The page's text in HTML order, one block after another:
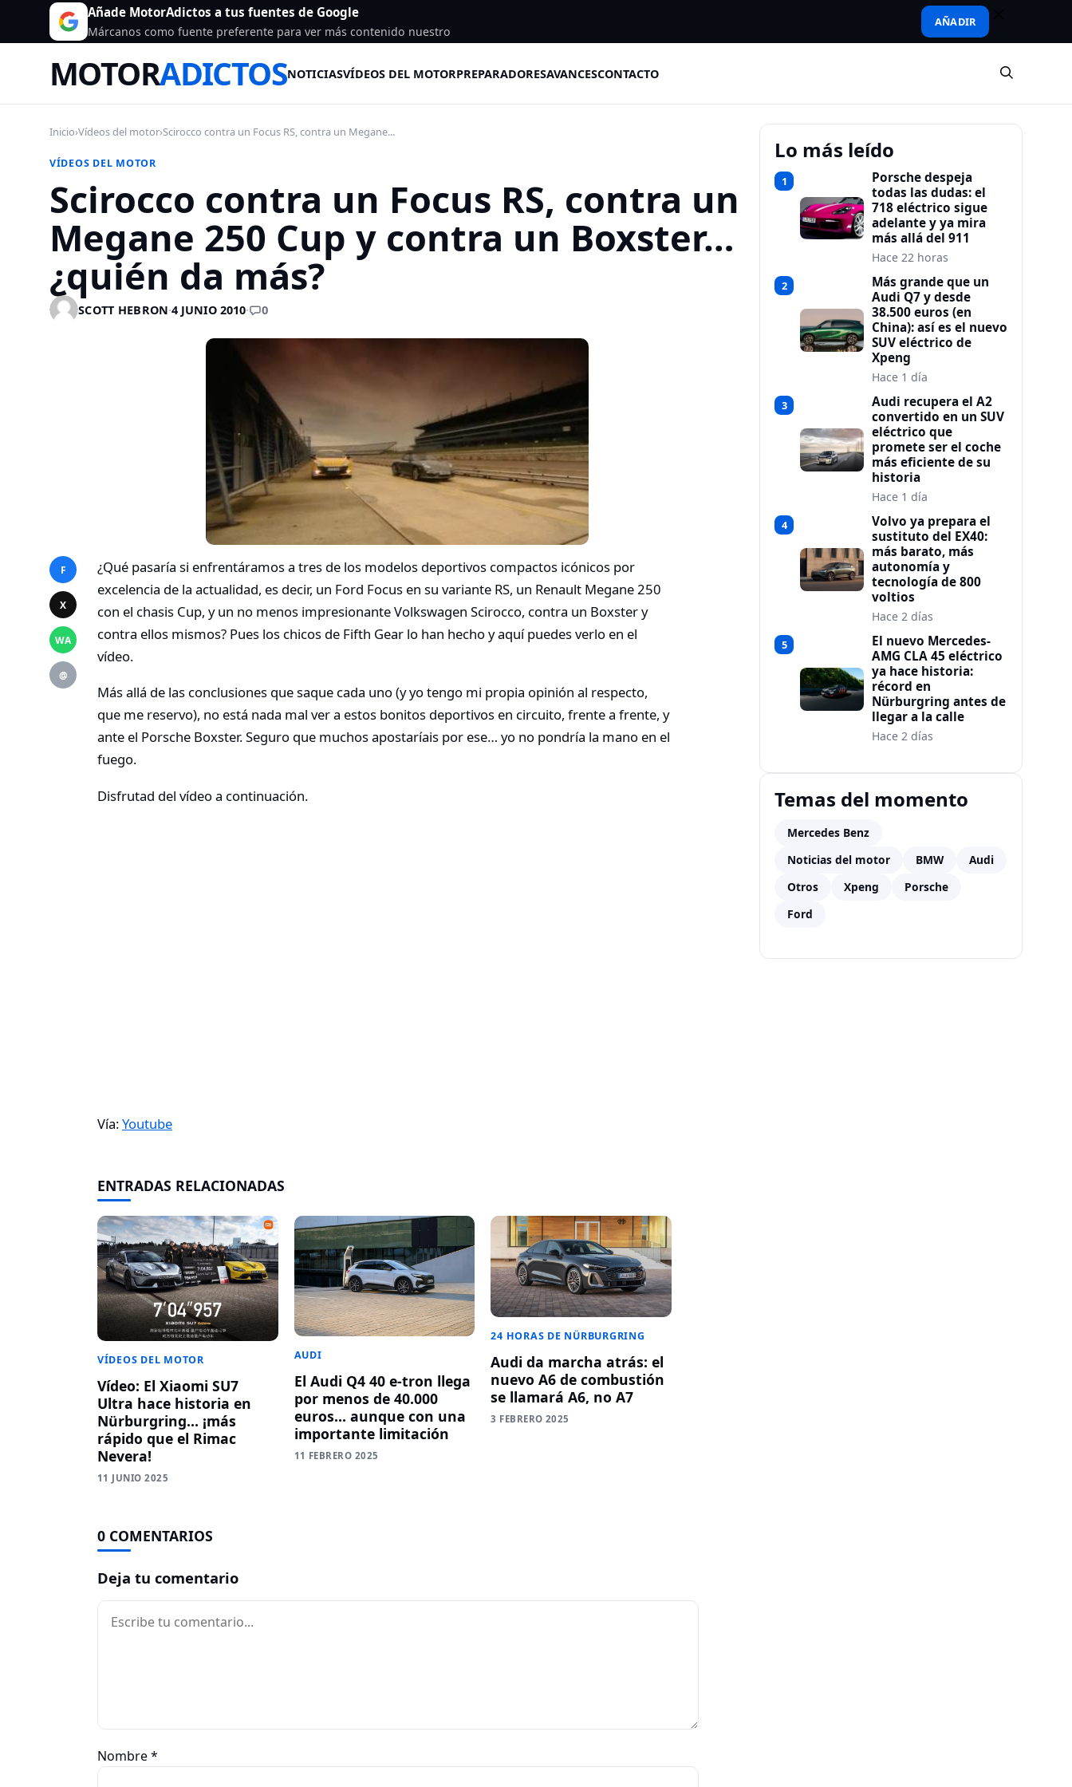
Añade MotorAdictos a tus fuentes de Google
Márcanos como fuente preferente para ver más contenido nuestro
AÑADIR
MOTORADICTOSNOTICIASVÍDEOS DEL MOTORPREPARADORESAVANCESCONTACTO
Inicio›Vídeos del motor›Scirocco contra un Focus RS, contra un Megane...
VÍDEOS DEL MOTOR
Scirocco contra un Focus RS, contra un
Megane 250 Cup y contra un Boxster…
¿quién da más?
SCOTT HEBRON·4 JUNIO 2010· 0
F
X
WA
@
¿Qué pasaría si enfrentáramos a tres de los modelos deportivos compactos icónicos por
excelencia de la actualidad, es decir, un Ford Focus en su variante RS, un Renault Megane 250
con el chasis Cup, y un no menos impresionante Volkswagen Scirocco, contra un Boxster y
contra ellos mismos? Pues los chicos de Fifth Gear lo han hecho y aquí puedes verlo en el
vídeo.
Más allá de las conclusiones que saque cada uno (y yo tengo mi propia opinión al respecto,
que me reservo), no está nada mal ver a estos bonitos deportivos en circuito, frente a frente, y
ante el Porsche Boxster. Seguro que muchos apostaríais por ese… yo no pondría la mano en el
fuego.
Disfrutad del vídeo a continuación.
Vía:Youtube
ENTRADAS RELACIONADAS
VÍDEOS DEL MOTOR
Vídeo: El Xiaomi SU7
Ultra hace historia en
Nürburgring… ¡más
rápido que el Rimac
Nevera!
11 JUNIO 2025
AUDI
El Audi Q4 40 e-tron llega
por menos de 40.000
euros… aunque con una
importante limitación
11 FEBRERO 2025
24 HORAS DE NÜRBURGRING
Audi da marcha atrás: el
nuevo A6 de combustión
se llamará A6, no A7
3 FEBRERO 2025
0 COMENTARIOS
Deja tu comentario
Comentario
Nombre*
Lo más leído
1
Porsche despeja
todas las dudas: el
718 eléctrico sigue
adelante y ya mira
más allá del 911
Hace 22 horas
2
Más grande que un
Audi Q7 y desde
38.500 euros (en
China): así es el nuevo
SUV eléctrico de
Xpeng
Hace 1 día
3
Audi recupera el A2
convertido en un SUV
eléctrico que
promete ser el coche
más eficiente de su
historia
Hace 1 día
4
Volvo ya prepara el
sustituto del EX40:
más barato, más
autonomía y
tecnología de 800
voltios
Hace 2 días
5
El nuevo Mercedes-
AMG CLA 45 eléctrico
ya hace historia:
récord en
Nürburgring antes de
llegar a la calle
Hace 2 días
Temas del momento
Mercedes Benz
Noticias del motor
BMW
Audi
Otros
Xpeng
Porsche
Ford